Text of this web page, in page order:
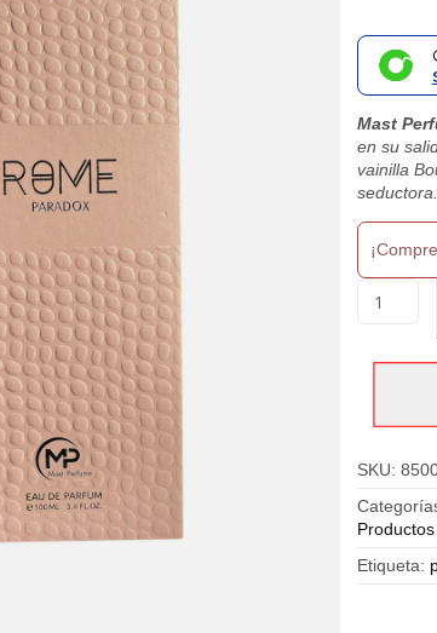
Mast
en su
vainilla
seductora.
Perfume
Paradox
Parfum
Mujer
cantidad
SKU:
Productos
Etiqueta: